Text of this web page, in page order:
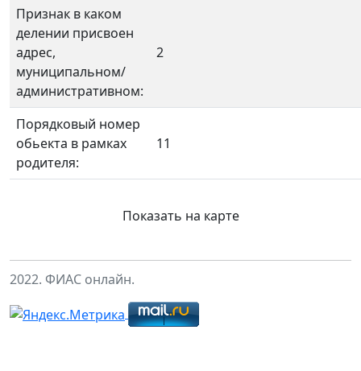
Признак в каком
делении присвоен
адрес,
муниципальном/
административном:
2
Порядковый номер
обьекта в рамках
родителя:
11
Показать на карте
2022. ФИАС онлайн.